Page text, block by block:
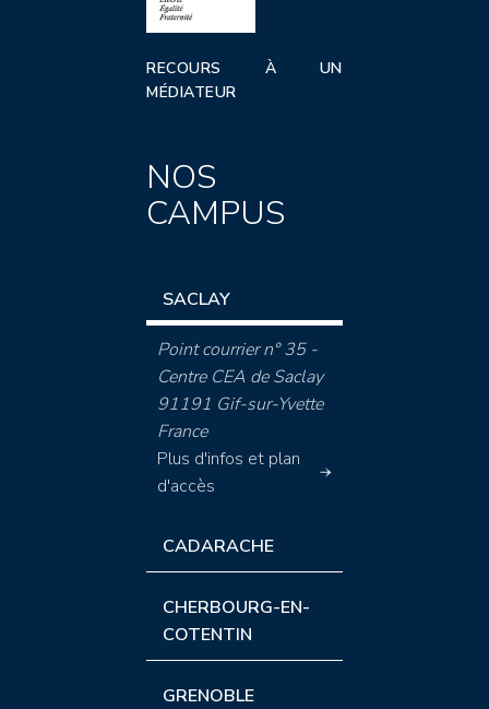
RECOURS À UN
MÉDIATEUR
NOS
CAMPUS
SACLAY
Point courrier n° 35 -
Centre CEA de Saclay
91191 Gif-sur-Yvette
France
Plus d'infos et plan
d'accès
CADARACHE
CHERBOURG-EN-
COTENTIN
GRENOBLE